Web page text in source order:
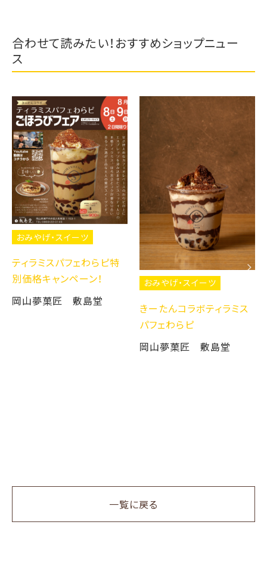
合わせて読みたい！おすすめショップニュー
ス
おみやげ・スイーツ
ティラミスパフェわらピ特
別価格キャンペーン！
岡山夢菓匠 敷島堂
おみやげ・スイーツ
きーたんコラボティラミス
パフェわらピ
岡山夢菓匠 敷島堂
一覧に戻る